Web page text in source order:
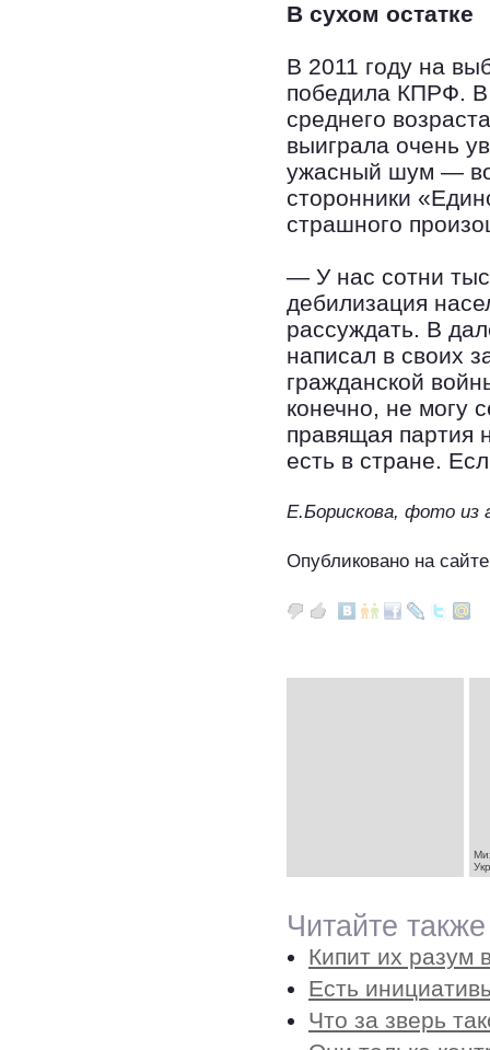
В сухом остатке
В 2011 году на
победила КПРФ. В
среднего
выиграла очень
ужасный шум —
сторонники
страшного
— У нас сотни
дебилизация
рассуждать. В
написал в своих
гражданской
конечно, не могу
правящая партия
есть в стране.
Е.Борискова, фото из
Опубликовано на
Читайте
Кипит их разум
Есть
Что за зверь